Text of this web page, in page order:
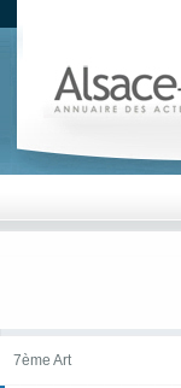
7ème Art